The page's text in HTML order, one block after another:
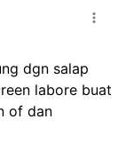
yang
bisa
atau
menetap
mata atau
dgn salap
labore buat
of dan